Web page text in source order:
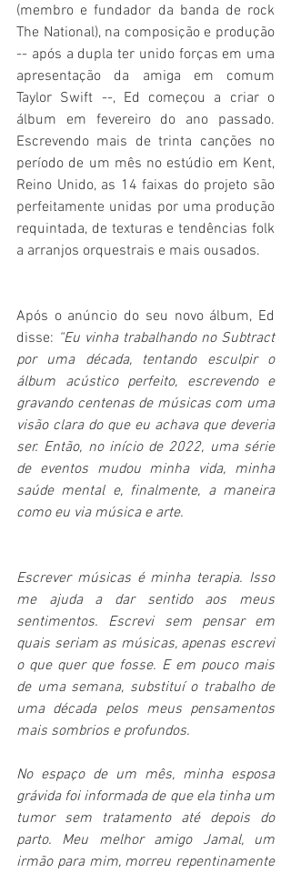
(membro e fundador da banda de rock
The National), na composição e produção
-- após a dupla ter unido forças em uma
apresentação da amiga em comum
Taylor Swift --, Ed começou a criar o
álbum em fevereiro do ano passado.
Escrevendo mais de trinta canções no
período de um mês no estúdio em Kent,
Reino Unido, as 14 faixas do projeto são
perfeitamente unidas por uma produção
requintada, de texturas e tendências folk
a arranjos orquestrais e mais ousados.
Após o anúncio do seu novo álbum, Ed
disse: “Eu vinha trabalhando no Subtract
por uma década, tentando esculpir o
álbum acústico perfeito, escrevendo e
gravando centenas de músicas com uma
visão clara do que eu achava que deveria
ser. Então, no início de 2022, uma série
de eventos mudou minha vida, minha
saúde mental e, finalmente, a maneira
como eu via música e arte.
Escrever músicas é minha terapia. Isso
me ajuda a dar sentido aos meus
sentimentos. Escrevi sem pensar em
quais seriam as músicas, apenas escrevi
o que quer que fosse. E em pouco mais
de uma semana, substituí o trabalho de
uma década pelos meus pensamentos
mais sombrios e profundos.
No espaço de um mês, minha esposa
grávida foi informada de que ela tinha um
tumor sem tratamento até depois do
parto. Meu melhor amigo Jamal, um
irmão para mim, morreu repentinamente